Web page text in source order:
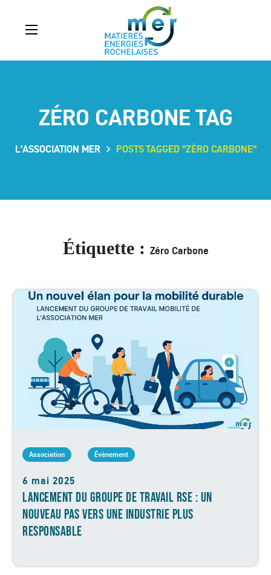
ZÉRO CARBONE TAG
L'ASSOCIATION MER POSTS TAGGED "ZÉRO CARBONE"
Étiquette : Zéro Carbone
Association Évènement
6 mai 2025
LANCEMENT DU GROUPE DE TRAVAIL RSE : UN
NOUVEAU PAS VERS UNE INDUSTRIE PLUS
RESPONSABLE